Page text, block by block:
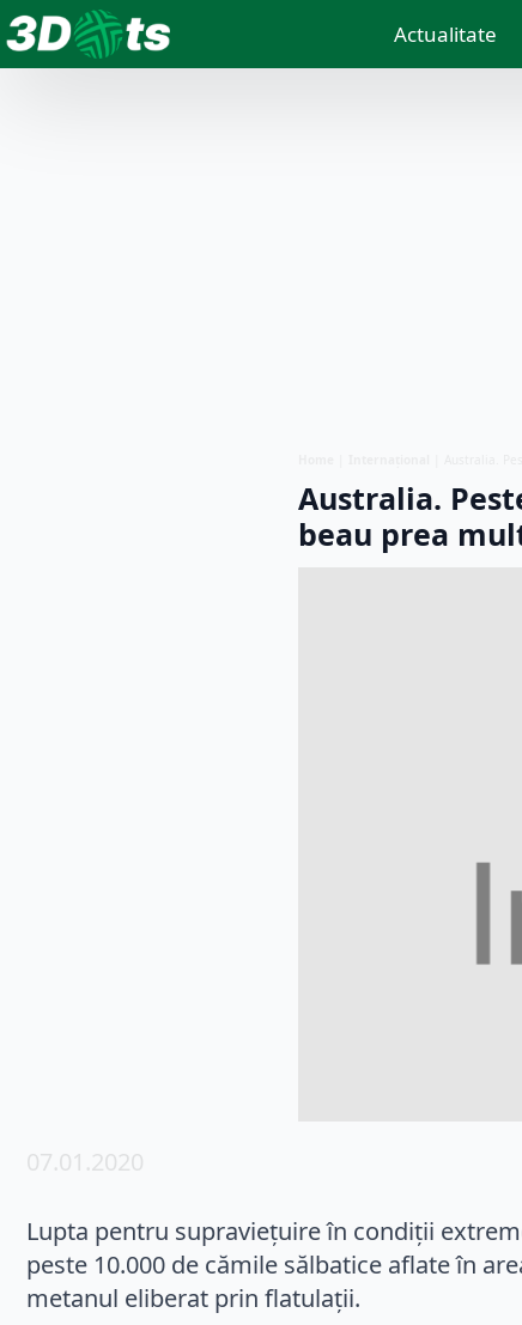
Actualitate
Australia.
beau prea
07.01.2020
Lupta pentru supraviețuire în condiții
peste 10.000 de cămile sălbatice aflate în
metanul eliberat prin flatulații.